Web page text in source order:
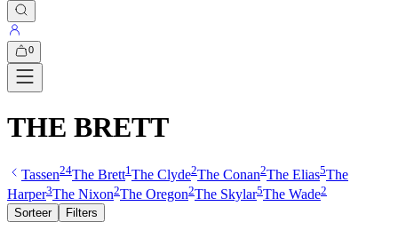
0
THE BRETT
Tassen24The Brett1 The Clyde2The Conan2The Elias5The
Harper3The Nixon2The Oregon2The Skylar5The Wade2
Sorteer
Filters